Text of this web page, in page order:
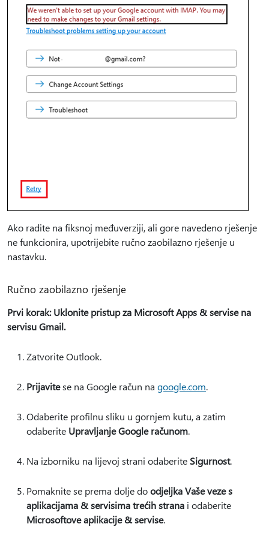
Ako radite na fiksnoj međuverziji, ali gore navedeno rješenje
ne funkcionira, upotrijebite ručno zaobilazno rješenje u
nastavku.
Ručno zaobilazno rješenje
Prvi korak: Uklonite pristup za Microsoft Apps & servise na
servisu Gmail.
Zatvorite Outlook.
Prijavitese na Google račun na google.com.
Odaberite profilnu sliku u gornjem kutu, a zatim
odaberite Upravljanje Google računom.
Na izborniku na lijevoj strani odaberite Sigurnost.
Pomaknite se prema dolje doodjeljka Vaše veze s
aplikacijama & servisima trećih strana i odaberite
Microsoftove aplikacije & servise.